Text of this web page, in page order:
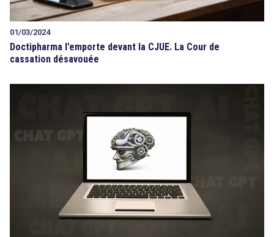
01/03/2024
Doctipharma l’emporte devant la CJUE. La Cour de
cassation désavouée